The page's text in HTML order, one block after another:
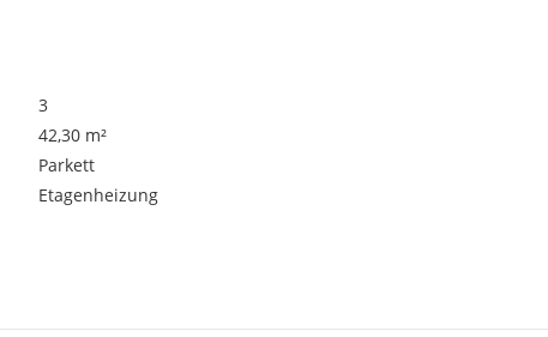
3
42,30 m²
Parkett
Etagenheizung